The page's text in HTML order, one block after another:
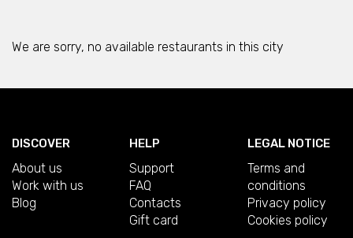
We are sorry, no available restaurants in this city
DISCOVER
About us
Work with us
Blog
HELP
Support
FAQ
Contacts
Gift card
LEGAL NOTICE
Terms and
conditions
Privacy policy
Cookies policy